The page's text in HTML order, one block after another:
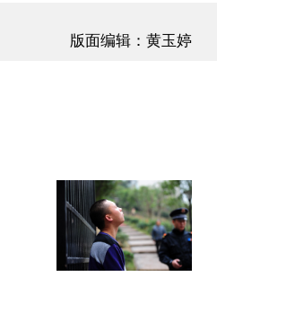
版面编辑：黄玉婷